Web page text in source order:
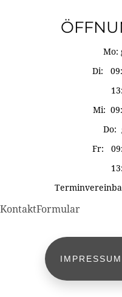
Mo:
Di:
Mi:
Do:
Fr:
KontaktFormular